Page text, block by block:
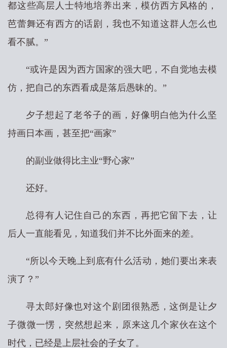
都这些高层人士特地培养出来，模仿西方风格的，
芭蕾舞还有西方的话剧，我也不知道这群人怎么也
看不腻。”
“或许是因为西方国家的强大吧，不自觉地去模
仿，把自己的东西看成是落后愚昧的。”
夕子想起了老爷子的画，好像明白他为什么坚
持画日本画，甚至把“画家”
的副业做得比主业“野心家”
还好。
总得有人记住自己的东西，再把它留下去，让
后人一直能看见，知道我们并不比外面来的差。
“所以今天晚上到底有什么活动，她们要出来表
演了？”
寻太郎好像也对这个剧团很熟悉，这倒是让夕
子微微一愣，突然想起来，原来这几个家伙在这个
时代，已经是上层社会的子女了。